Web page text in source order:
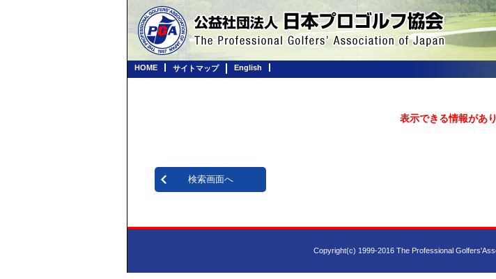
HOME サイトマップ English
表示できる情報があり
検索画面へ
Copyright(c) 1999-2016 The Professional